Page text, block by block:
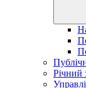
Річний